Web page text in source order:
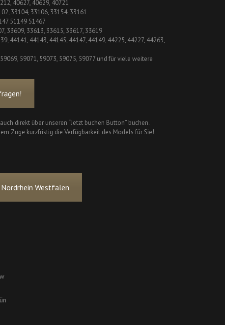
40627, 40629, 40721
33104, 33106, 33154, 33161
51149 51467
33609, 33613, 33615, 33617, 33619
44141, 44143, 44145, 44147, 44149, 44225, 44227, 44263,
59071, 59073, 59075, 59077 und für viele weitere
direkt über unseren “Jetzt buchen Button” buchen.
Zuge kurzfristig die Verfügbarkeit des Models für Sie!
Westfalen